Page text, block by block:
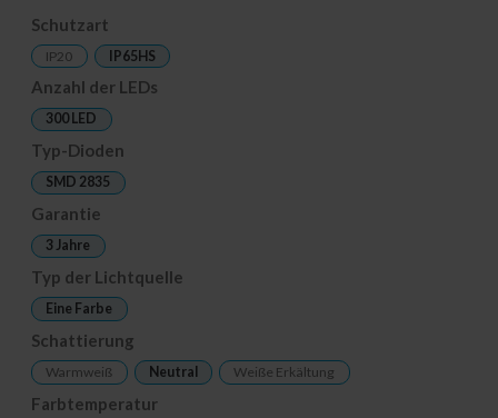
Schutzart
IP20 IP65HS
Anzahl der LEDs
300 LED
Typ-Dioden
SMD 2835
Garantie
3 Jahre
Typ der Lichtquelle
Eine Farbe
Schattierung
Warmweiß Neutral Weiße Erkältung
Farbtemperatur